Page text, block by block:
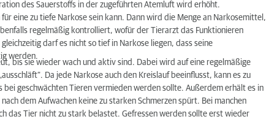
des Sauerstoffs in der zugeführten Atemluft wird erhöht.
eine zu tiefe Narkose sein kann. Dann wird die Menge an Narkosemittel,
regelmäßig kontrolliert, wofür der Tierarzt das Funktionieren
darf es nicht so tief in Narkose liegen, dass seine
werden.
bis sie wieder wach und aktiv sind. Dabei wird auf eine regelmäßige
Da jede Narkose auch den Kreislauf beeinflusst, kann es zu
geschwächten Tieren vermieden werden sollte. Außerdem erhält es in
dem Aufwachen keine zu starken Schmerzen spürt. Bei manchen
das Tier nicht zu stark belastet. Gefressen werden sollte erst wieder